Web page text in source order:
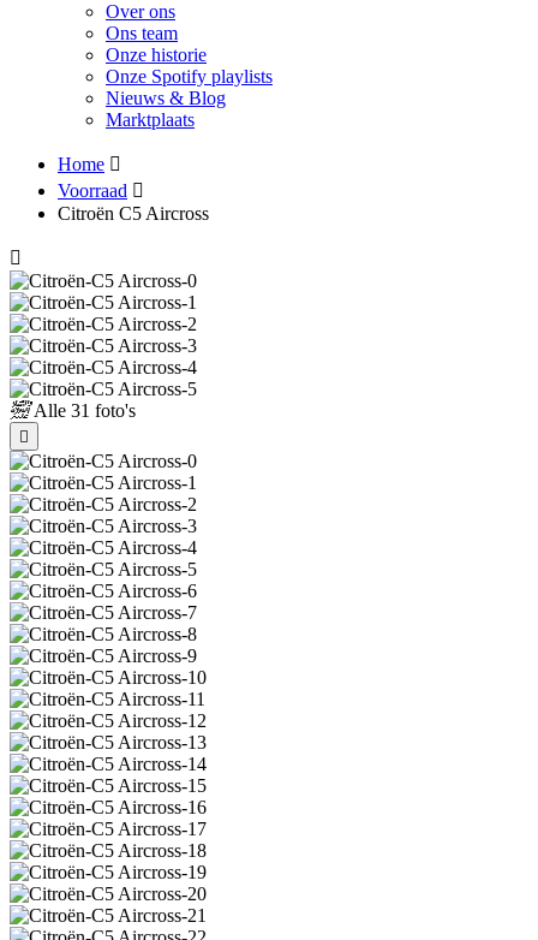
Over ons
Ons team
Onze historie
Onze Spotify playlists
Nieuws & Blog
Marktplaats
Home
Voorraad
Citroën C5 Aircross
Alle 31 foto's